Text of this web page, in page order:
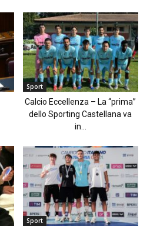
Sport
Calcio Eccellenza – La “prima”
dello Sporting Castellana va
in...
Sport